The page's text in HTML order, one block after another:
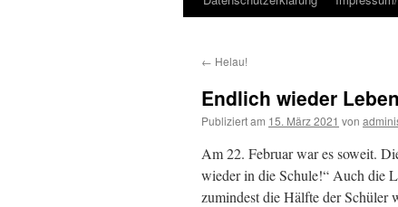
← Helau!
Endlich wieder
Publiziert am 15. März 2021 von
Am 22. Februar war es soweit.
wieder in die Schule!“ Auch die
zumindest die Hälfte der Schüler